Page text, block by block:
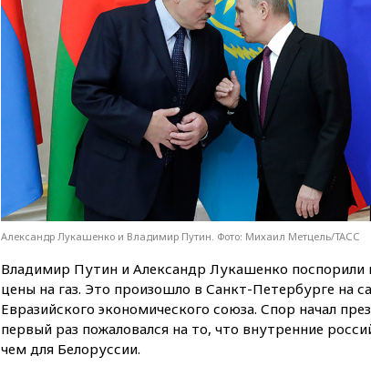
Александр Лукашенко и Владимир Путин. Фото: Михаил Метцель/ТАСС
Владимир Путин и Александр Лукашенко поспорили
цены на газ. Это произошло в Санкт-Петербурге на
Евразийского экономического союза. Спор начал
первый раз пожаловался на то, что внутренние
чем для Белоруссии.